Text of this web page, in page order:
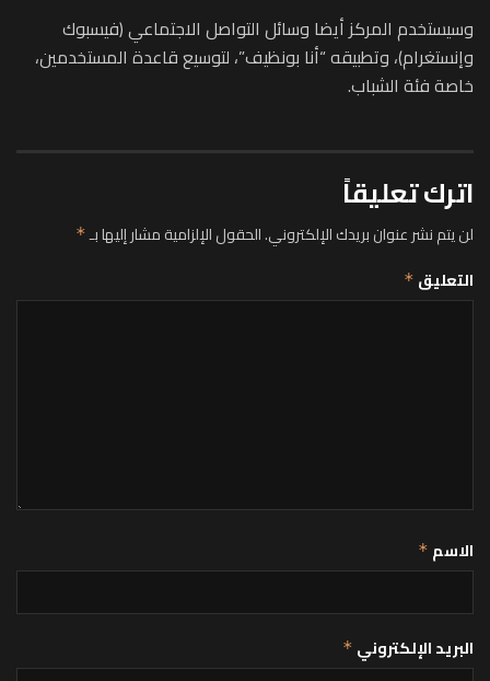
وسيستخدم المركز أيضا وسائل التواصل الاجتماعي (فيسبوك
وإنستغرام)، وتطبيقه “أنا بونظيف”، لتوسيع قاعدة المستخدمين،
خاصة فئة الشباب.
اترك تعليقاً
لن يتم نشر عنوان بريدك الإلكتروني.الحقول الإلزامية مشار إليها بـ*
التعليق *
الاسم *
البريد الإلكتروني *